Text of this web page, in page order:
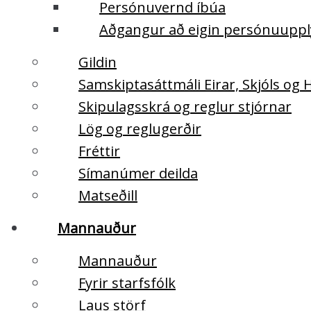
Persónuvernd íbúa
Aðgangur að eigin
Gildin
Samskiptasáttmáli Eirar, Skjóls og
Skipulagsskrá og reglur stjórnar
Lög og reglugerðir
Fréttir
Símanúmer deilda
Matseðill
Mannauður
Mannauður
Fyrir starfsfólk
Laus störf